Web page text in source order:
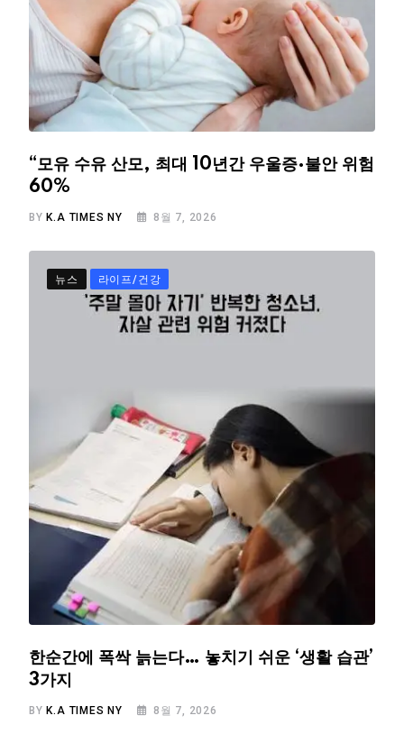
“모유 수유 산모, 최대 10년간 우울증·불안 위험
60%
BY K.A TIMES NY 8월 7, 2026
뉴스 라이프/건강
한순간에 폭싹 늙는다… 놓치기 쉬운 ‘생활 습관’
3가지
BY K.A TIMES NY 8월 7, 2026